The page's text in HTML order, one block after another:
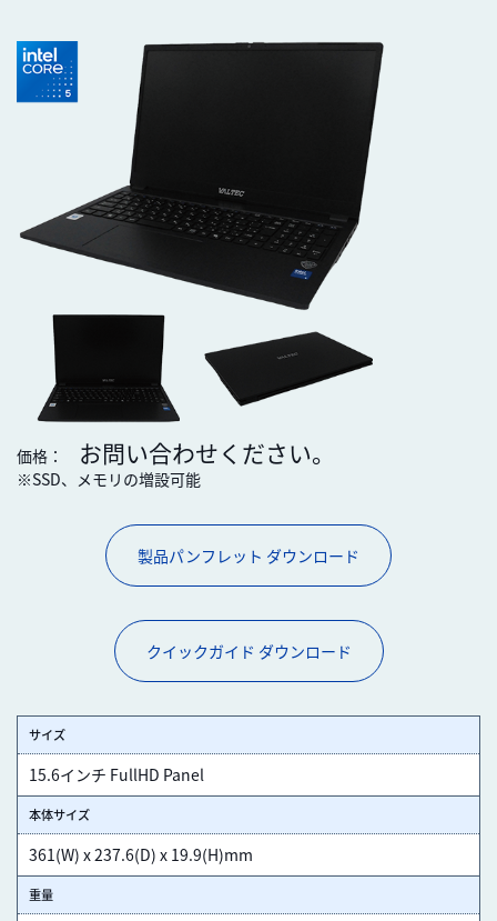
価格： お問い合わせください。
※SSD、メモリの増設可能
製品パンフレット ダウンロード
クイックガイド ダウンロード
サイズ
15.6インチ FullHD Panel
本体サイズ
361(W) x 237.6(D) x 19.9(H)mm
重量